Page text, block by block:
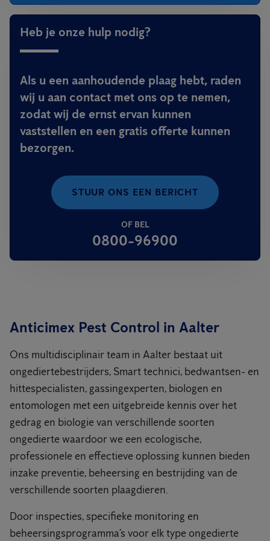
Heb je onze hulp nodig?
Als u een aanhoudende plaag hebt, raden
wij u aan contact met ons op te nemen,
zodat wij de ernst ervan kunnen
vaststellen en een gratis offerte kunnen
bezorgen.
STUUR ONS EEN BERICHT
OF BEL
0800-96900
Anticimex Pest Control in Aalter
Ons multidisciplinair team in Aalter bestaat uit
ongediertebestrijders, Smart technici, bedwantsen- en
hittespecialisten, gassingexperten, biologen en
entomologen met een uitgebreide kennis over het
gedrag en biologie van verschillende soorten
ongedierte waardoor we een ecologische,
professionele en effectieve oplossing kunnen bieden
inzake preventie, beheersing en bestrijding van de
verschillende soorten plaagdieren.
Door inspecties, specifieke monitoring en
beheersingsprogramma’s voor elk type ongedierte